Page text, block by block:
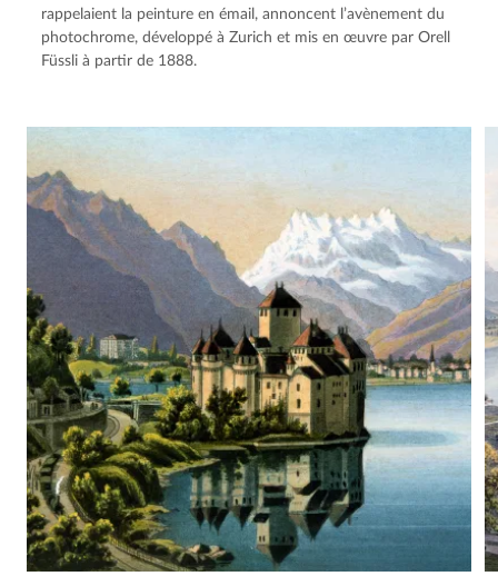
rappelaient la peinture en émail, annoncent l’avènement du
photochrome, développé à Zurich et mis en œuvre par Orell
Füssli à partir de 1888.